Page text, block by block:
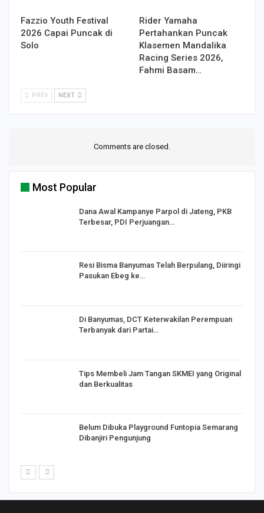
Fazzio Youth Festival
2026 Capai Puncak di
Solo
Rider Yamaha
Pertahankan Puncak
Klasemen Mandalika
Racing Series 2026,
Fahmi Basam…
PREV NEXT
Comments are closed.
Most Popular
Dana Awal Kampanye Parpol di Jateng, PKB
Terbesar, PDI Perjuangan…
Resi Bisma Banyumas Telah Berpulang, Diiringi
Pasukan Ebeg ke…
Di Banyumas, DCT Keterwakilan Perempuan
Terbanyak dari Partai…
Tips Membeli Jam Tangan SKMEI yang Original
dan Berkualitas
Belum Dibuka Playground Funtopia Semarang
Dibanjiri Pengunjung